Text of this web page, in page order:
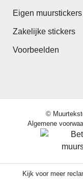
Eigen
Zakelijke stickers
Voorbeelden
©
Algemene
Kijk voor meer